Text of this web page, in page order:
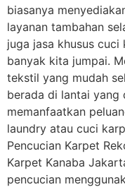
biasanya
layanan tambahan
juga jasa khusus
banyak kita jumpai.
tekstil yang mudah
berada di lantai yang
memanfaatkan
laundry atau cuci
Pencucian Karpet
Karpet Kanaba
pencucian